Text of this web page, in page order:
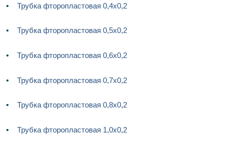
Трубка фторопластовая 0,4х0,2
Трубка фторопластовая 0,5х0,2
Трубка фторопластовая 0,6х0,2
Трубка фторопластовая 0,7х0,2
Трубка фторопластовая 0,8х0,2
Трубка фторопластовая 1,0х0,2